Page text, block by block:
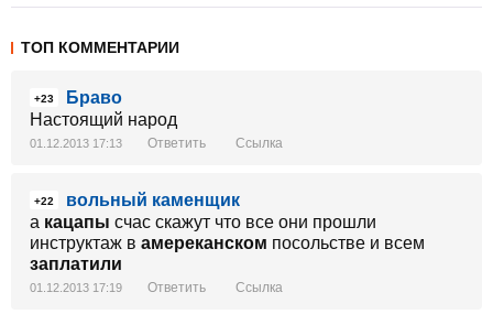
ТОП КОММЕНТАРИИ
+23
Браво
Настоящий народ
01.12.2013 17:13 Ответить Ссылка
+22
вольный каменщик
а кацапы счас скажут что все они прошли
инструктаж в амереканском посольстве и всем
заплатили
01.12.2013 17:19 Ответить Ссылка